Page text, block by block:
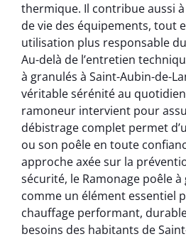
thermique. Il contribue aussi
de vie des équipements, tout
utilisation plus responsable
Au-delà de l’entretien
à granulés à Saint-Aubin-de-
véritable sérénité au
ramoneur intervient pour
débistrage complet permet
ou son poêle en toute
approche axée sur la
sécurité, le Ramonage poêle à
comme un élément essentiel
chauffage performant,
besoins des habitants de